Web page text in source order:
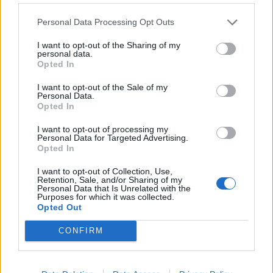
Personal Data Processing Opt Outs
I want to opt-out of the Sharing of my
personal data.
Opted In
I want to opt-out of the Sale of my
Personal Data.
Opted In
I want to opt-out of processing my
Personal Data for Targeted Advertising.
Opted In
I want to opt-out of Collection, Use,
Retention, Sale, and/or Sharing of my
Personal Data that Is Unrelated with the
Purposes for which it was collected.
Opted Out
CONFIRM
ειλικρίνεια. Μη φοβάσαι να πεις τι πραγματικά
νιώθεις.
ΤΟΞΟΤΗΣ
Ώρα να λάμψεις! Ο Μάρτιος σου δίνει την
ενέργεια να κυνηγήσεις τα όνειρά σου. Στην
Στον έρωτα, αν είσαι single, η τύχη είναι με το
εντάσεις λόγω υπερβολικού εγωισμού.
ΑΙΓΟΚΕΡΩΣ
Χαλάρωσε λίγο! Ο Μάρτιος σου ζητά να κάνεις
ένα διάλειμμα και να δεις τα πράγματα από άλλη